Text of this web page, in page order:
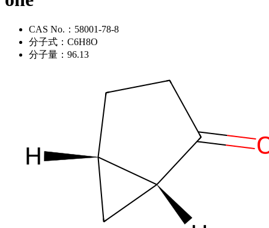
CAS No.： 58001-78-8
分子式： C6H8O
分子量： 96.13